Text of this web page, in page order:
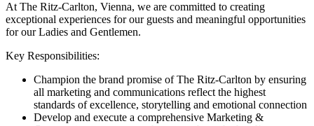
At The Ritz-Carlton, Vienna, we are committed to creating
exceptional experiences for our guests and meaningful opportunities
for our Ladies and Gentlemen.
Key Responsibilities:
Champion the brand promise of The Ritz-Carlton by ensuring
all marketing and communications reflect the highest
standards of excellence, storytelling and emotional connection
Develop and execute a comprehensive Marketing &